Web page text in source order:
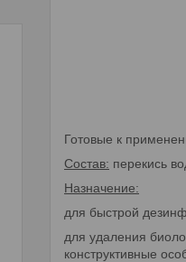
Готовые к
Состав: перекись
Назначение:
для быстрой
для удаления
конструктивные